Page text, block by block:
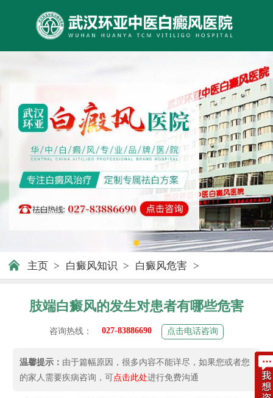
主页 > 白癜风知识 > 白癜风危害 >
肢端白癜风的发生对患者有哪些危害
咨询热线： 027-83886690 点击电话咨询
温馨提示： 由于篇幅原因，很多内容不能详尽，如果您或者您
的家人需要疾病咨询，可点击此处进行免费沟通